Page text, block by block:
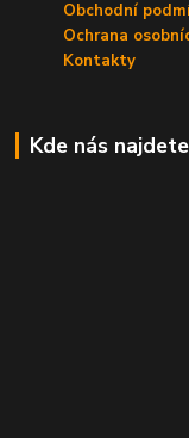
Obchodní
Ochrana
Kontakty
Kde nás najdete